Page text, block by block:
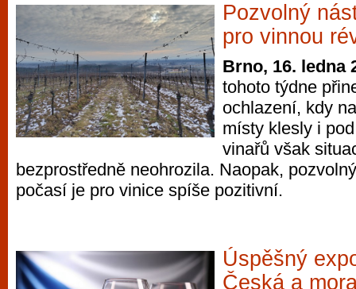
Pozvolný
pro vinnou
Brno, 16. ledna
tohoto týdne
ochlazení, kdy
místy klesly i
vinařů však
bezprostředně neohrozila. Naopak,
počasí je pro vinice spíše pozitivní.
Úspěšný
Česká a